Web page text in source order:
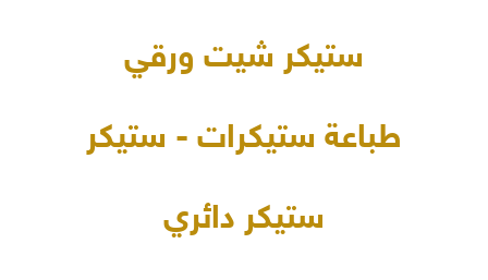
ستيكر شيت ورقي
طباعة ستيكرات - ستيكر
ستيكر دائري